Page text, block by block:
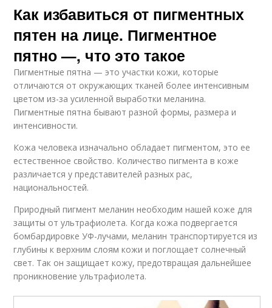
Как избавиться от пигментных
пятен на лице. Пигментное
пятно —, что это такое
Пигментные пятна — это участки кожи, которые
отличаются от окружающих тканей более интенсивным
цветом из-за усиленной выработки меланина.
Пигментные пятна бывают разной формы, размера и
интенсивности.
Кожа человека изначально обладает пигментом, это ее
естественное свойство. Количество пигмента в коже
различается у представителей разных рас,
национальностей.
Природный пигмент меланин необходим нашей коже для
защиты от ультрафиолета. Когда кожа подвергается
бомбардировке УФ-лучами, меланин транспортируется из
глубины к верхним слоям кожи и поглощает солнечный
свет. Так он защищает кожу, предотвращая дальнейшее
проникновение ультрафиолета.